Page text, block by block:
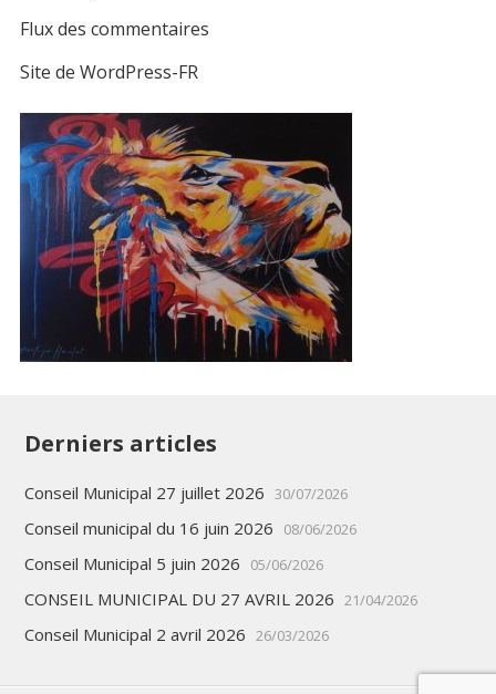
Flux des commentaires
Site de WordPress-FR
Derniers articles
Conseil Municipal 27 juillet 2026 30/07/2026
Conseil municipal du 16 juin 2026 08/06/2026
Conseil Municipal 5 juin 2026 05/06/2026
CONSEIL MUNICIPAL DU 27 AVRIL 2026 21/04/2026
Conseil Municipal 2 avril 2026 26/03/2026